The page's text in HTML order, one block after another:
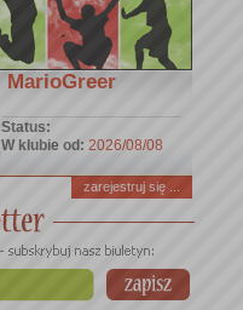
MarioGreer
Status:
W klubie od: 2026/08/08
zarejestruj się ...